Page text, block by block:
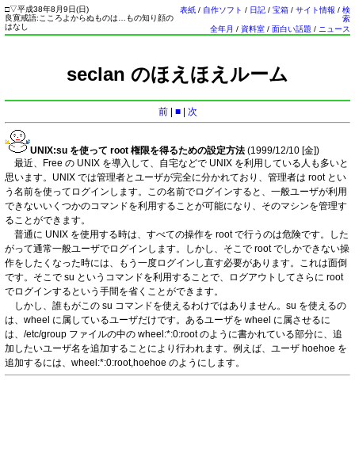
□▽平成38年8月9日(日)
良寛戒語:こころよからぬものは…もの知り顔の
はなし
表紙 / 自作ソフト / 日記 / 宝箱 / サイト情報 / 検
索
全年月 / 資料室 / 面白い話題 / ニュース
seclan のほえほえルーム
前| ■| 次
UNIX:su を使って root 権限を得るための設定方法 (1999/12/10 [金])
最近、Free の UNIX を導入して、自宅などで UNIX を利用している人も多いと
思います。UNIX では管理者とユーザが完全に分かれており、管理者は root とい
う名前を使ってログインします。この名前でログインすると、一般ユーザが利用
できないいくつかのコマンドを利用することが可能になり、そのマシンを管理す
ることができます。
普通に UNIX を使用する時は、すべての操作を root で行うのは危険です。した
がって通常一般ユーザでログインします。しかし、そこで root でしかできない操
作をしたくなった時には、もう一度ログインし直す必要があります。これは面倒
です。そこで su というコマンドを利用することで、ログアウトしてさらに root
でログインするという手間を省くことができます。
しかし、誰もがこの su コマンドを使えるわけではありません。su を使えるの
は、wheel に属しているユーザだけです。あるユーザを wheel に属させるに
は、/etc/group ファイルの中の wheel:*:0:root のように書かれている部分に、追
加したいユーザ名を追加することにより行われます。例えば、ユーザ hoehoe を
追加するには、wheel:*:0:root,hoehoe のようにします。